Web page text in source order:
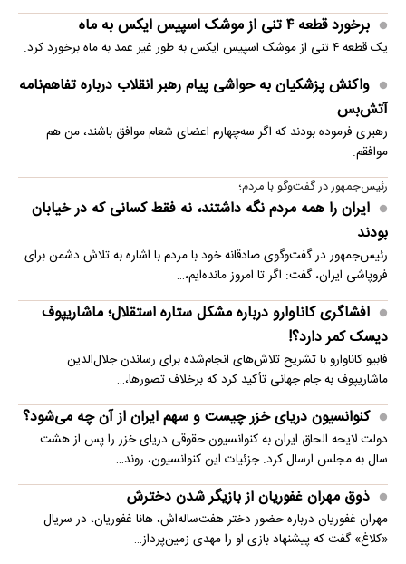
برخورد قطعه ۴ تنی از موشک اسپیس ایکس به ماه
یک قطعه ۴ تنی از موشک اسپیس ایکس به طور غیر عمد به ماه برخورد کرد.
واکنش پزشکیان به حواشی پیام رهبر انقلاب درباره تفاهم‌نامه
آتش‌بس
رهبری فرموده بودند که اگر سه‌چهارم اعضای شعام موافق باشند، من هم
موافقم.
رئیس‌جمهور در گفت‌وگو با مردم؛
ایران را همه مردم نگه داشتند، نه فقط کسانی که در خیابان
بودند
رئیس‌جمهور در گفت‌وگوی صادقانه خود با مردم با اشاره به تلاش دشمن برای
فروپاشی ایران، گفت: اگر تا امروز مانده‌ایم،…
افشاگری کاناوارو درباره مشکل ستاره استقلال؛ ماشاریپوف
دیسک کمر دارد؟!
فابیو کاناوارو با تشریح تلاش‌های انجام‌شده برای رساندن جلال‌الدین
ماشاریپوف به جام جهانی تأکید کرد که برخلاف تصورها،…
کنوانسیون دریای خزر چیست و سهم ایران از آن چه می‌شود؟
دولت لایحه الحاق ایران به کنوانسیون حقوقی دریای خزر را پس از هشت
سال به مجلس ارسال کرد. جزئیات این کنوانسیون، روند…
ذوق مهران غفوریان از بازیگر شدن دخترش
مهران غفوریان درباره حضور دختر هفت‌ساله‌اش، هانا غفوریان، در سریال
«کلاغ» گفت که پیشنهاد بازی او را مهدی زمین‌پرداز…